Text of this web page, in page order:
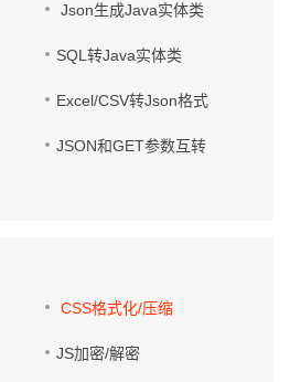
Json生成Java实体类
SQL转Java实体类
Excel/CSV转Json格式
JSON和GET参数互转
CSS格式化/压缩
JS加密/解密